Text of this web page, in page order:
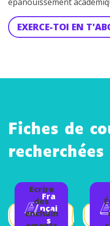
EXERCE-TOI EN
Fiches de
recherchées
Fra
nçai
s
Ecrire
des
enchaîn